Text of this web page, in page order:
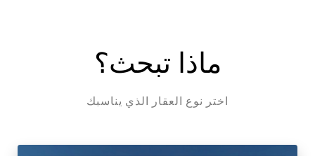
ماذا تبحث؟
اختر نوع العقار الذي يناسبك